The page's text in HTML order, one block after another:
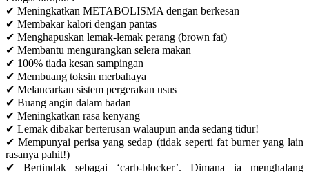
✔ Meningkatkan METABOLISMA dengan berkesan
✔ Membakar kalori dengan pantas
✔ Menghapuskan lemak-lemak perang (brown fat)
✔ Membantu mengurangkan selera makan
✔ 100% tiada kesan sampingan
✔ Membuang toksin merbahaya
✔ Melancarkan sistem pergerakan usus
✔ Buang angin dalam badan
✔ Meningkatkan rasa kenyang
✔ Lemak dibakar berterusan walaupun anda sedang tidur!
✔ Mempunyai perisa yang sedap (tidak seperti fat burner yang lain
rasanya pahit!)
✔ Bertindak sebagai ‘carb-blocker’. Dimana ia menghalang